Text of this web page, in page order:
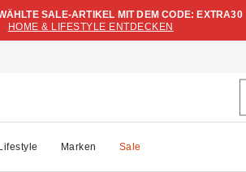
SALE-ARTIKEL MIT DEM CODE: EXTRA30
HOME & LIFESTYLE ENTDECKEN
Marken Sale